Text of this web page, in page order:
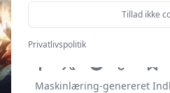
Af Gavebordet.dk
Maskinlæring-genereret
Tillad ikke
Privatlivspolitik